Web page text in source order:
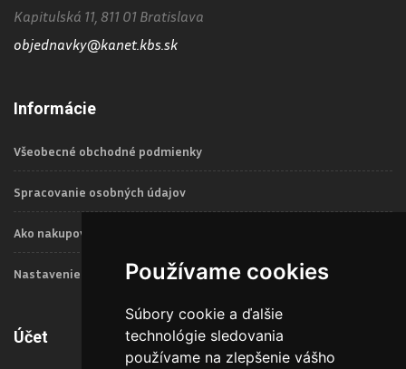
Používame cookies
Súbory cookie a ďalšie
technológie sledovania
používame na zlepšenie vášho
Kapitulská 11, 811 01 Bratislava
objednavky@kanet.kbs.sk
Informácie
Všeobecné obchodné podmienky
Spracovanie osobných údajov
Ako nakupovať
Nastavenie Cookies
Účet